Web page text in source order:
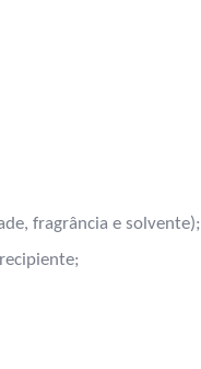
fragrância e solvente);